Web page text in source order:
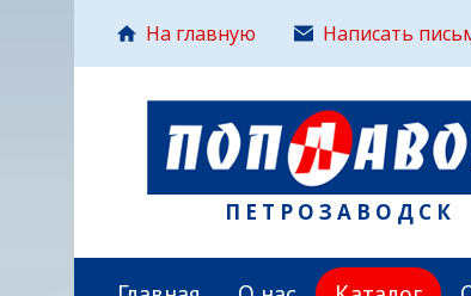
На главную Написать
ПЕТРОЗАВОДСК